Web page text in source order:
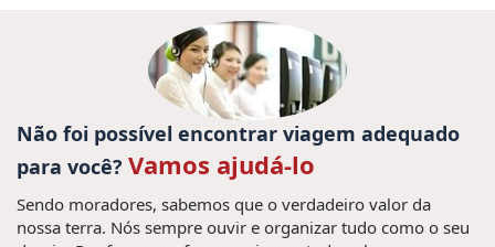
en familia vietnam (1) ,
Viajar para Tailândia (12) ,
cultura camboya (1) , Excusiones Laos (1) ,
Ninh Binh (1) ,férias Vietnã (10) ,
Consejos viaje a Myanmar (1) ,Guia de viagem Laos
Tripadvisor (1) , viagem Mianmar (1) ,
Sapa
Vietnã (1) ,
viaje a Camboya (1) ,vacaciones
Não foi possível encontrar viagem adequado
para você? Vamos ajudá-lo
Sendo moradores, sabemos que o verdadeiro valor da
nossa terra. Nós sempre ouvir e organizar tudo como o seu